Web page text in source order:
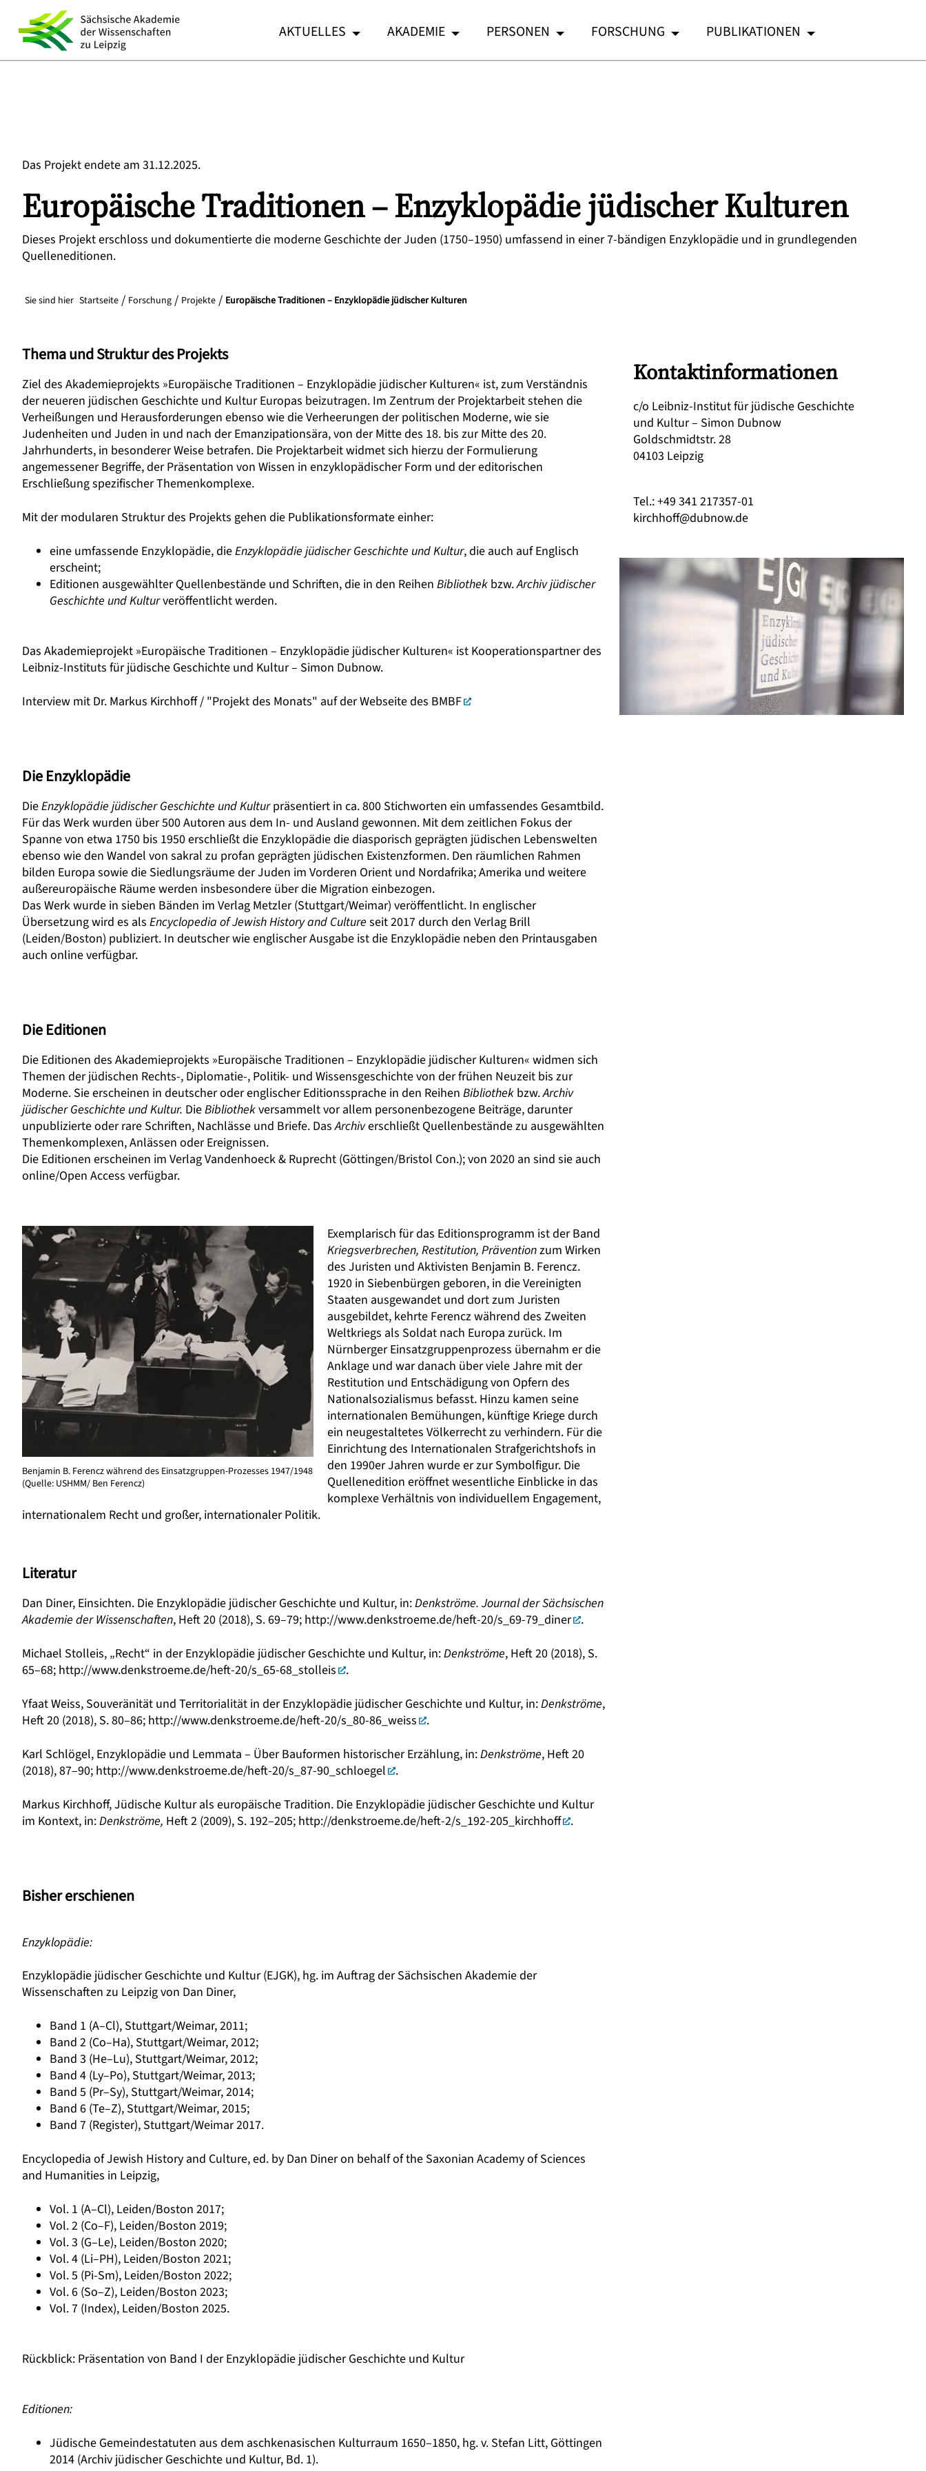
AKTUELLES AKADEMIE PERSONEN FORSCHUNG PUBLIKATIONEN
Das Projekt endete am 31.12.2025.
Europäische Traditionen – Enzyklopädie jüdischer Kulturen
Dieses Projekt erschloss und dokumentierte die moderne Geschichte der Juden (1750–1950) umfassend in einer 7-bändigen Enzyklopädie und in grundlegenden
Quelleneditionen.
Sie sind hier Startseite Forschung Projekte Europäische Traditionen – Enzyklopädie jüdischer Kulturen
Thema und Struktur des Projekts
Ziel des Akademieprojekts »Europäische Traditionen – Enzyklopädie jüdischer Kulturen« ist, zum Verständnis
der neueren jüdischen Geschichte und Kultur Europas beizutragen. Im Zentrum der Projektarbeit stehen die
Verheißungen und Herausforderungen ebenso wie die Verheerungen der politischen Moderne, wie sie
Judenheiten und Juden in und nach der Emanzipationsära, von der Mitte des 18. bis zur Mitte des 20.
Jahrhunderts, in besonderer Weise betrafen. Die Projektarbeit widmet sich hierzu der Formulierung
angemessener Begriffe, der Präsentation von Wissen in enzyklopädischer Form und der editorischen
Erschließung spezifischer Themenkomplexe.
Mit der modularen Struktur des Projekts gehen die Publikationsformate einher:
eine umfassende Enzyklopädie, dieEnzyklopädie jüdischer Geschichte und Kultur, die auch auf Englisch
erscheint;
Editionen ausgewählter Quellenbestände und Schriften, die in den Reihen Bibliothek bzw.Archiv jüdischer
Geschichte und Kulturveröffentlicht werden.
Das Akademieprojekt »Europäische Traditionen – Enzyklopädie jüdischer Kulturen« ist Kooperationspartner des
Leibniz-Instituts für jüdische Geschichte und Kultur – Simon Dubnow.
Interview mit Dr. Markus Kirchhoff / "Projekt des Monats" auf der Webseite des BMBF
Die Enzyklopädie
DieEnzyklopädie jüdischer Geschichte und Kulturpräsentiert in ca. 800 Stichworten ein umfassendes Gesamtbild.
Für das Werk wurden über 500 Autoren aus dem In- und Ausland gewonnen. Mit dem zeitlichen Fokus der
Spanne von etwa 1750 bis 1950 erschließt die Enzyklopädie die diasporisch geprägten jüdischen Lebenswelten
ebenso wie den Wandel von sakral zu profan geprägten jüdischen Existenzformen. Den räumlichen Rahmen
bilden Europa sowie die Siedlungsräume der Juden im Vorderen Orient und Nordafrika; Amerika und weitere
außereuropäische Räume werden insbesondere über die Migration einbezogen.
Das Werk wurde in sieben Bänden im Verlag Metzler (Stuttgart/Weimar) veröffentlicht. In englischer
Übersetzung wird es als Encyclopedia of Jewish History and Culture seit 2017 durch den Verlag Brill
(Leiden/Boston) publiziert. In deutscher wie englischer Ausgabe ist die Enzyklopädie neben den Printausgaben
auch online verfügbar.
Die Editionen
Die Editionen des Akademieprojekts »Europäische Traditionen – Enzyklopädie jüdischer Kulturen« widmen sich
Themen der jüdischen Rechts-, Diplomatie-, Politik- und Wissensgeschichte von der frühen Neuzeit bis zur
Moderne. Sie erscheinen in deutscher oder englischer Editionssprache in den Reihen Bibliothek bzw.Archiv
jüdischer Geschichte und Kultur. DieBibliothekversammelt vor allem personenbezogene Beiträge, darunter
unpublizierte oder rare Schriften, Nachlässe und Briefe. DasArchiverschließt Quellenbestände zu ausgewählten
Themenkomplexen, Anlässen oder Ereignissen.
Die Editionen erscheinen im Verlag Vandenhoeck & Ruprecht (Göttingen/Bristol Con.); von 2020 an sind sie auch
online/Open Access verfügbar.
Benjamin B. Ferencz während des Einsatzgruppen-Prozesses 1947/1948
(Quelle: USHMM/ Ben Ferencz)
Exemplarisch für das Editionsprogramm ist der Band
Kriegsverbrechen, Restitution, Präventionzum Wirken
des Juristen und Aktivisten Benjamin B. Ferencz.
1920 in Siebenbürgen geboren, in die Vereinigten
Staaten ausgewandet und dort zum Juristen
ausgebildet, kehrte Ferencz während des Zweiten
Weltkriegs als Soldat nach Europa zurück. Im
Nürnberger Einsatzgruppenprozess übernahm er die
Anklage und war danach über viele Jahre mit der
Restitution und Entschädigung von Opfern des
Nationalsozialismus befasst. Hinzu kamen seine
internationalen Bemühungen, künftige Kriege durch
ein neugestaltetes Völkerrecht zu verhindern. Für die
Einrichtung des Internationalen Strafgerichtshofs in
den 1990er Jahren wurde er zur Symbolfigur. Die
Quellenedition eröffnet wesentliche Einblicke in das
komplexe Verhältnis von individuellem Engagement,
internationalem Recht und großer, internationaler Politik.
Literatur
Dan Diner, Einsichten. Die Enzyklopädie jüdischer Geschichte und Kultur, in:Denkströme. Journal der Sächsischen
Akademie der Wissenschaften, Heft 20 (2018), S. 69–79; http://www.denkstroeme.de/heft-20/s_69-79_diner .
Michael Stolleis, „Recht“ in der Enzyklopädie jüdischer Geschichte und Kultur, in:Denkströme, Heft 20 (2018), S.
65–68; http://www.denkstroeme.de/heft-20/s_65-68_stolleis
.
Yfaat Weiss, Souveränität und Territorialität in der Enzyklopädie jüdischer Geschichte und Kultur, in:Denkströme,
Heft 20 (2018), S. 80–86; http://www.denkstroeme.de/heft-20/s_80-86_weiss
.
Karl Schlögel, Enzyklopädie und Lemmata – Über Bauformen historischer Erzählung, in:Denkströme, Heft 20
(2018), 87–90; http://www.denkstroeme.de/heft-20/s_87-90_schloegel
.
Markus Kirchhoff, Jüdische Kultur als europäische Tradition. Die Enzyklopädie jüdischer Geschichte und Kultur
im Kontext, in:Denkströme, Heft 2 (2009), S. 192–205; http://denkstroeme.de/heft-2/s_192-205_kirchhoff .
Bisher erschienen
Enzyklopädie:
Enzyklopädie jüdischer Geschichte und Kultur (EJGK), hg. im Auftrag der Sächsischen Akademie der
Wissenschaften zu Leipzig von Dan Diner,
Band 1 (A–Cl), Stuttgart/Weimar, 2011;
Band 2 (Co–Ha), Stuttgart/Weimar, 2012;
Band 3 (He–Lu), Stuttgart/Weimar, 2012;
Band 4 (Ly–Po), Stuttgart/Weimar, 2013;
Band 5 (Pr–Sy), Stuttgart/Weimar, 2014;
Band 6 (Te–Z), Stuttgart/Weimar, 2015;
Band 7 (Register), Stuttgart/Weimar 2017.
Encyclopedia of Jewish History and Culture, ed. by Dan Diner on behalf of the Saxonian Academy of Sciences
and Humanities in Leipzig,
Vol. 1 (A–Cl), Leiden/Boston 2017;
Vol. 2 (Co–F), Leiden/Boston 2019;
Vol. 3 (G–Le), Leiden/Boston 2020;
Vol. 4 (Li–PH), Leiden/Boston 2021;
Vol. 5 (Pi-Sm), Leiden/Boston 2022;
Vol. 6 (So–Z), Leiden/Boston 2023;
Vol. 7 (Index), Leiden/Boston 2025.
Rückblick: Präsentation von Band I der Enzyklopädie jüdischer Geschichte und Kultur
Editionen:
Jüdische Gemeindestatuten aus dem aschkenasischen Kulturraum 1650–1850, hg. v. Stefan Litt, Göttingen
2014 (Archiv jüdischer Geschichte und Kultur, Bd. 1).
Kontaktinformationen
c/o Leibniz-Institut für jüdische Geschichte
und Kultur – Simon Dubnow
Goldschmidtstr. 28
04103 Leipzig
Tel.: +49 341 217357-01
kirchhoff@dubnow.de